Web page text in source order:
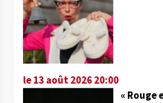
le 13 août 2026 20:00
« Rouge